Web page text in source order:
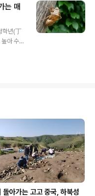
줄리엣
소리도
상의 삶
다. 인
를 식
생애
는 매
학년(丁
아 수심
吟類
과하
을 수 없
거나 아
을 마
)만 먹고
돌아가는 고고 중국, 하북성